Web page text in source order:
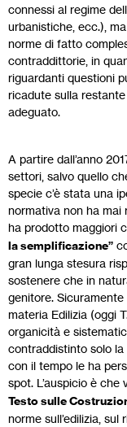
connessi al regime
urbanistiche, ecc.),
norme di fatto
contraddittorie, in
riguardanti questioni
ricadute sulla
adeguato.
A partire dall’anno
settori, salvo quello
specie c’è stata una
normativa non ha mai
ha prodotto maggiori
la semplificazione”
gran lunga stesura
sostenere che in
genitore. Sicuramente
materia Edilizia (oggi
organicità e
contraddistinto solo la
con il tempo le ha
spot. L’auspicio è
Testo sulle
norme sull’edilizia,